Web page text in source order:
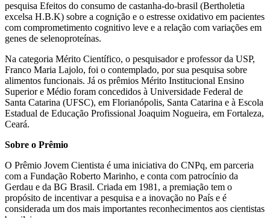
pesquisa Efeitos do consumo de castanha-do-brasil (Bertholetia
excelsa H.B.K) sobre a cognição e o estresse oxidativo em pacientes
com comprometimento cognitivo leve e a relação com variações em
genes de selenoproteínas.
Na categoria Mérito Científico, o pesquisador e professor da USP,
Franco Maria Lajolo, foi o contemplado, por sua pesquisa sobre
alimentos funcionais. Já os prêmios Mérito Institucional Ensino
Superior e Médio foram concedidos à Universidade Federal de
Santa Catarina (UFSC), em Florianópolis, Santa Catarina e à Escola
Estadual de Educação Profissional Joaquim Nogueira, em Fortaleza,
Ceará.
Sobre o Prêmio
O Prêmio Jovem Cientista é uma iniciativa do CNPq, em parceria
com a Fundação Roberto Marinho, e conta com patrocínio da
Gerdau e da BG Brasil. Criada em 1981, a premiação tem o
propósito de incentivar a pesquisa e a inovação no País e é
considerada um dos mais importantes reconhecimentos aos cientistas